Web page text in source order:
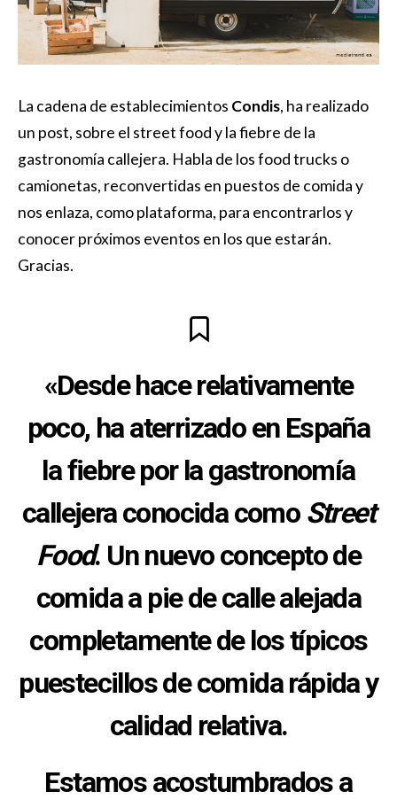
La cadena de establecimientos Condis, ha realizado
un post, sobre el street food y la fiebre de la
gastronomía callejera. Habla de los food trucks o
camionetas, reconvertidas en puestos de comida y
nos enlaza, como plataforma, para encontrarlos y
conocer próximos eventos en los que estarán.
Gracias.
«Desde hace relativamente
poco, ha aterrizado en España
la fiebre por la gastronomía
callejera conocida como Street
Food. Un nuevo concepto de
comida a pie de calle alejada
completamente de los típicos
puestecillos de comida rápida y
calidad relativa.
Estamos acostumbrados a